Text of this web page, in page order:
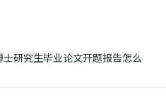
研究生毕业论文开题报告怎么